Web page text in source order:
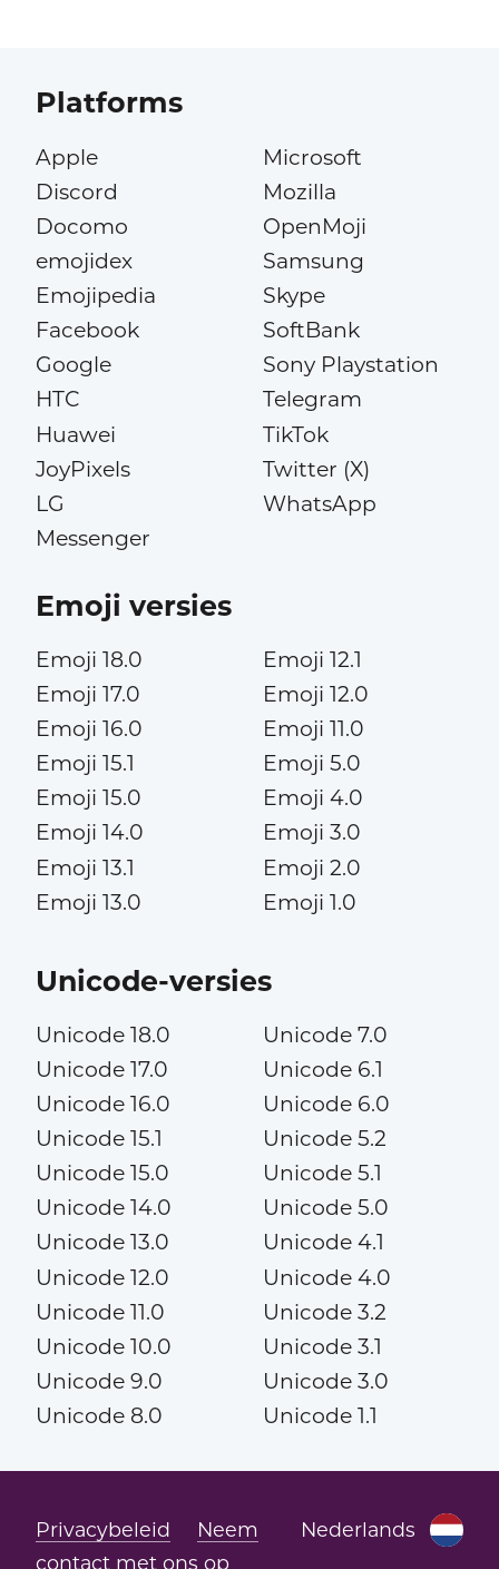
Platforms
Apple
Discord
Docomo
emojidex
Emojipedia
Facebook
Google
HTC
Huawei
JoyPixels
LG
Messenger
Microsoft
Mozilla
OpenMoji
Samsung
Skype
SoftBank
Sony Playstation
Telegram
TikTok
Twitter (X)
WhatsApp
Emoji versies
Emoji 18.0
Emoji 17.0
Emoji 16.0
Emoji 15.1
Emoji 15.0
Emoji 14.0
Emoji 13.1
Emoji 13.0
Emoji 12.1
Emoji 12.0
Emoji 11.0
Emoji 5.0
Emoji 4.0
Emoji 3.0
Emoji 2.0
Emoji 1.0
Unicode-versies
Unicode 18.0
Unicode 17.0
Unicode 16.0
Unicode 15.1
Unicode 15.0
Unicode 14.0
Unicode 13.0
Unicode 12.0
Unicode 11.0
Unicode 10.0
Unicode 9.0
Unicode 8.0
Unicode 7.0
Unicode 6.1
Unicode 6.0
Unicode 5.2
Unicode 5.1
Unicode 5.0
Unicode 4.1
Unicode 4.0
Unicode 3.2
Unicode 3.1
Unicode 3.0
Unicode 1.1
Nederlands
Privacybeleid
Neem
contact met ons op